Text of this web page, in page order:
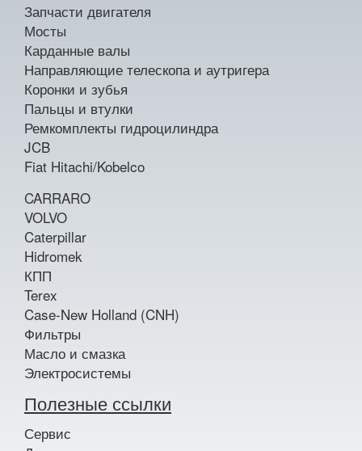
Запчасти двигателя
Мосты
Карданные валы
Направляющие телескопа и аутригера
Коронки и зубья
Пальцы и втулки
Ремкомплекты гидроцилиндра
JCB
Fiat Hitachi/Kobelco
CARRARO
VOLVO
Caterpillar
Hidromek
КПП
Terex
Case-New Holland (CNH)
Фильтры
Масло и смазка
Электросистемы
Полезные ссылки
Сервис